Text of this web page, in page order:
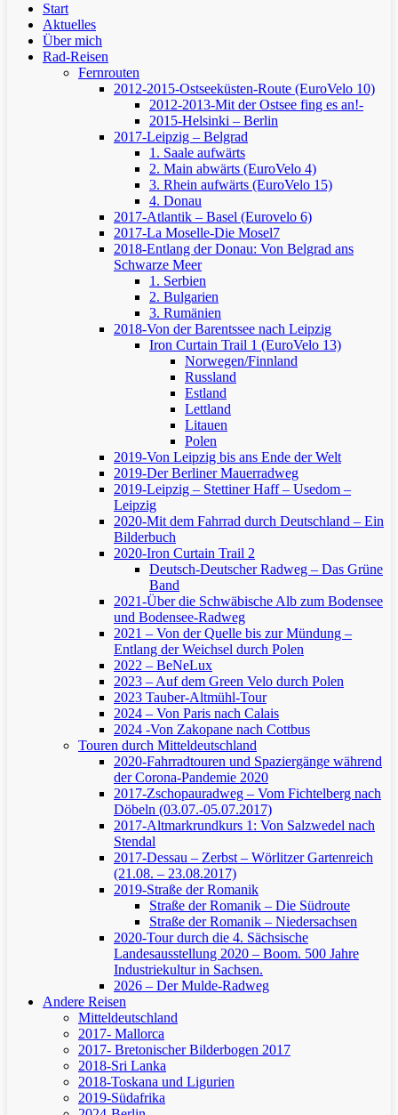
Start
Aktuelles
Über mich
Rad-Reisen
Fernrouten
2012-2015-Ostseeküsten-Route (EuroVelo 10)
2012-2013-Mit der Ostsee fing es an!-
2015-Helsinki – Berlin
2017-Leipzig – Belgrad
1. Saale aufwärts
2. Main abwärts (EuroVelo 4)
3. Rhein aufwärts (EuroVelo 15)
4. Donau
2017-Atlantik – Basel (Eurovelo 6)
2017-La Moselle-Die Mosel7
2018-Entlang der Donau: Von Belgrad ans
Schwarze Meer
1. Serbien
2. Bulgarien
3. Rumänien
2018-Von der Barentssee nach Leipzig
Iron Curtain Trail 1 (EuroVelo 13)
Norwegen/Finnland
Russland
Estland
Lettland
Litauen
Polen
2019-Von Leipzig bis ans Ende der Welt
2019-Der Berliner Mauerradweg
2019-Leipzig – Stettiner Haff – Usedom –
Leipzig
2020-Mit dem Fahrrad durch Deutschland – Ein
Bilderbuch
2020-Iron Curtain Trail 2
Deutsch-Deutscher Radweg – Das Grüne
Band
2021-Über die Schwäbische Alb zum Bodensee
und Bodensee-Radweg
2021 – Von der Quelle bis zur Mündung –
Entlang der Weichsel durch Polen
2022 – BeNeLux
2023 – Auf dem Green Velo durch Polen
2023 Tauber-Altmühl-Tour
2024 – Von Paris nach Calais
2024 -Von Zakopane nach Cottbus
Touren durch Mitteldeutschland
2020-Fahrradtouren und Spaziergänge während
der Corona-Pandemie 2020
2017-Zschopauradweg – Vom Fichtelberg nach
Döbeln (03.07.-05.07.2017)
2017-Altmarkrundkurs 1: Von Salzwedel nach
Stendal
2017-Dessau – Zerbst – Wörlitzer Gartenreich
(21.08. – 23.08.2017)
2019-Straße der Romanik
Straße der Romanik – Die Südroute
Straße der Romanik – Niedersachsen
2020-Tour durch die 4. Sächsische
Landesausstellung 2020 – Boom. 500 Jahre
Industriekultur in Sachsen.
2026 – Der Mulde-Radweg
Andere Reisen
Mitteldeutschland
2017- Mallorca
2017- Bretonischer Bilderbogen 2017
2018-Sri Lanka
2018-Toskana und Ligurien
2019-Südafrika